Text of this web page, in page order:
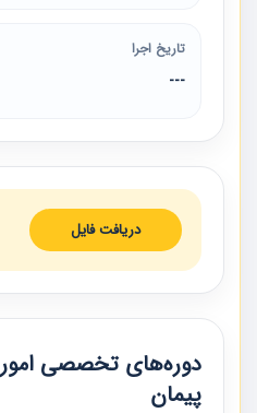
تاریخ اجرا
---
دریافت فایل
دوره‌های تخصصی امور
پیمان